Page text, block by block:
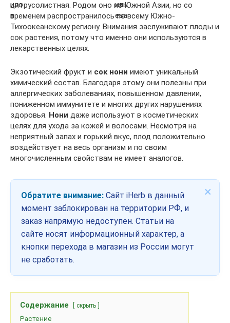
цитрусолистная. Родом оно из Южной Азии, но со
временем распространилось по всему Южно-
Тихоокеанскому региону. Внимания заслуживают плоды и
сок растения, потому что именно они используются в
лекарственных целях.
Экзотический фрукт и сок нони имеют уникальный
химический состав. Благодаря этому они полезны при
аллергических заболеваниях, повышенном давлении,
пониженном иммунитете и многих других нарушениях
здоровья. Нони даже используют в косметических
целях для ухода за кожей и волосами. Несмотря на
неприятный запах и горький вкус, плод положительно
воздействует на весь организм и по своим
многочисленным свойствам не имеет аналогов.
×
Обратите внимание: Сайт iHerb в данный
момент заблокирован на территории РФ, и
заказ напрямую недоступен. Статьи на
сайте носят информационный характер, а
кнопки перехода в магазин из России могут
не сработать.
Содержание скрыть
Растение